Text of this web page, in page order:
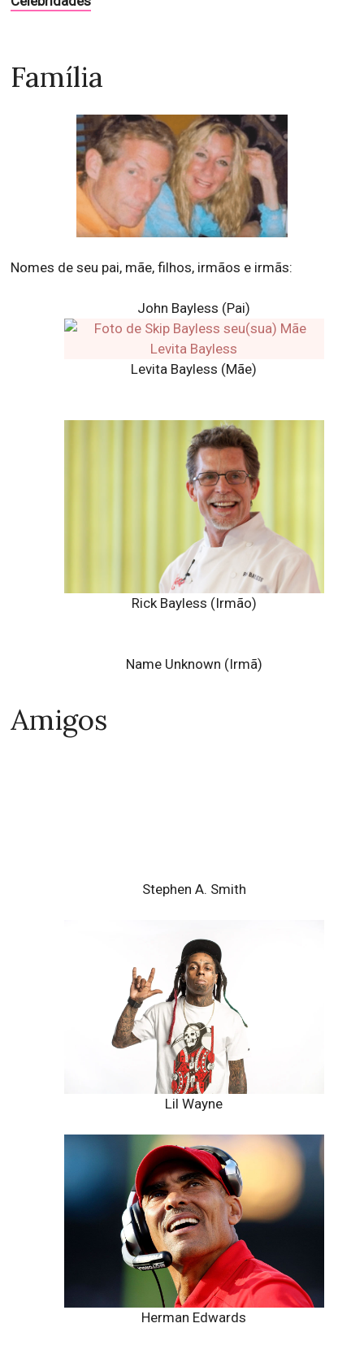
Família
Nomes de seu pai, mãe, filhos, irmãos e irmãs:
John Bayless (Pai)
Levita Bayless (Mãe)
Rick Bayless (Irmão)
Name Unknown (Irmã)
Amigos
Stephen A. Smith
Lil Wayne
Herman Edwards